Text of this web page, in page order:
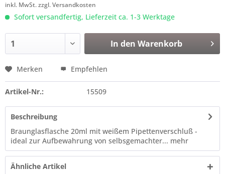
inkl. MwSt.zzgl. Versandkosten
Sofort versandfertig, Lieferzeit ca. 1-3 Werktage
In den Warenkorb
Merken Empfehlen
Artikel-Nr.: 15509
Beschreibung
Braunglasflasche 20ml mit weißem Pipettenverschluß -
ideal zur Aufbewahrung von selbsgemachter... mehr
Ähnliche Artikel